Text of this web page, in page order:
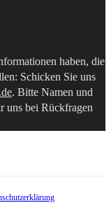
haben, die
Schicken Sie uns
. Bitte Namen und
uns bei Rückfragen